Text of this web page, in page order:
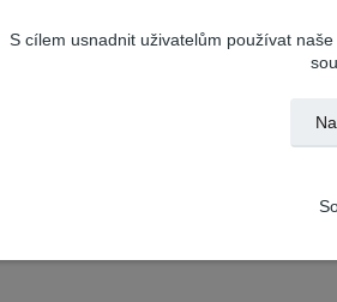
spotřeba dle potřeby
určeno k ředění
vysoce hořlavá
S cílem usnadnit uživatelům používat